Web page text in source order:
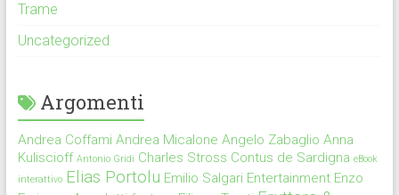
Trame
Uncategorized
Argomenti
Andrea Coffami Andrea Micalone Angelo Zabaglio Anna
Kuliscioff Antonio Gridi Charles Stross Contus de Sardigna eBook
interattivo Elias Portolu Emilio Salgari Entertainment Enzo